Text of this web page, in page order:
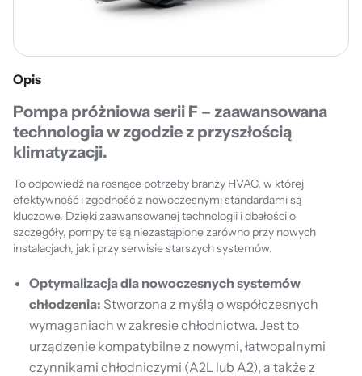
Opis
Pompa próżniowa serii F – zaawansowana
technologia w zgodzie z przyszłością
klimatyzacji.
To odpowiedź na rosnące potrzeby branży HVAC, w której
efektywność i zgodność z nowoczesnymi standardami są
kluczowe. Dzięki zaawansowanej technologii i dbałości o
szczegóły, pompy te są niezastąpione zarówno przy nowych
instalacjach, jak i przy serwisie starszych systemów.
Optymalizacja dla nowoczesnych systemów
chłodzenia: Stworzona z myślą o współczesnych
wymaganiach w zakresie chłodnictwa. Jest to
urządzenie kompatybilne z nowymi, łatwopalnymi
czynnikami chłodniczymi (A2L lub A2), a także z